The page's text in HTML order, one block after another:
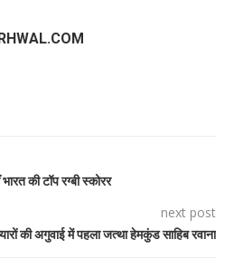
की टॉप रग्बी स्कोरर
next post
की अगुवाई में पहला जत्था हेमकुंड साहिब रवाना